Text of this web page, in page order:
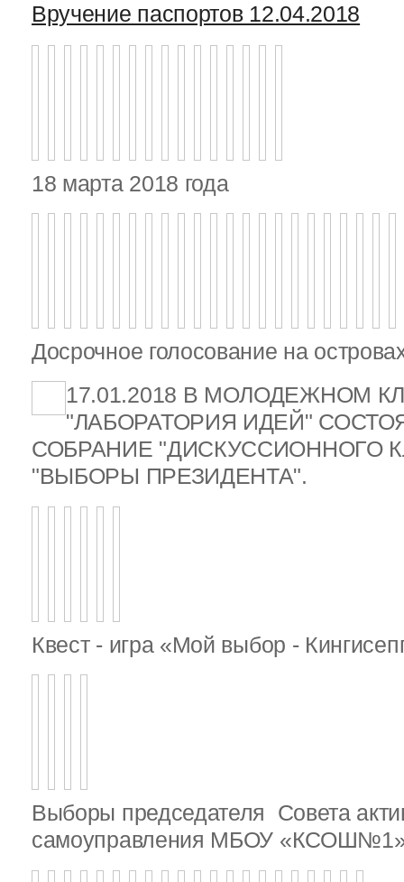
Вручение паспортов 12.04.2018
18 марта 2018 года
Досрочное голосование на
17.01.2018 В МОЛОДЕЖНОМ
"ЛАБОРАТОРИЯ ИДЕЙ"
СОБРАНИЕ "ДИСКУССИОННОГО
"ВЫБОРЫ ПРЕЗИДЕНТА".
Квест - игра «Мой выбор -
Выборы председателя Совета
самоуправления МБОУ